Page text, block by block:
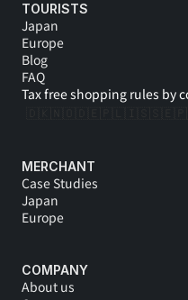
TOURISTS
Japan
Europe
Blog
FAQ
Tax free shopping rules by
MERCHANT
Case Studies
Japan
Europe
COMPANY
About us